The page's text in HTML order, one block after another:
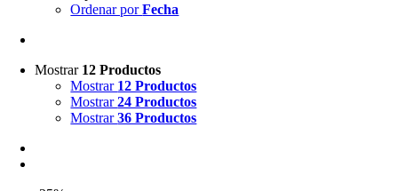
Ordenar porFecha
Mostrar 12 Productos
Mostrar 12 Productos
Mostrar24 Productos
Mostrar36 Productos